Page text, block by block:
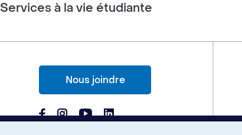
Services à la vie étudiante
Nous joindre